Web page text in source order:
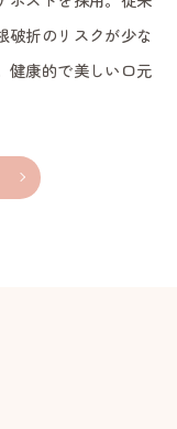
破折のリスクが少な
健康的で美しい口元